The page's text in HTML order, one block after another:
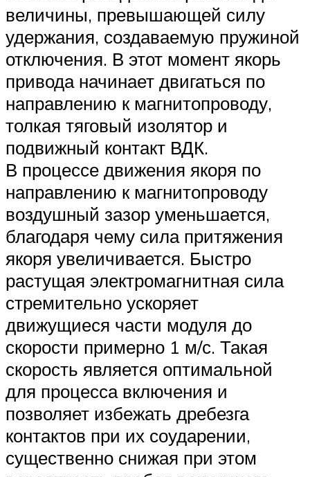
величины, превышающей силу
удержания, создаваемую пружиной
отключения. В этот момент якорь
привода начинает двигаться по
направлению к магнитопроводу,
толкая тяговый изолятор и
подвижный контакт ВДК.
В процессе движения якоря по
направлению к магнитопроводу
воздушный зазор уменьшается,
благодаря чему сила притяжения
якоря увеличивается. Быстро
растущая электромагнитная сила
стремительно ускоряет
движущиеся части модуля до
скорости примерно 1 м/с. Такая
скорость является оптимальной
для процесса включения и
позволяет избежать дребезга
контактов при их соударении,
существенно снижая при этом